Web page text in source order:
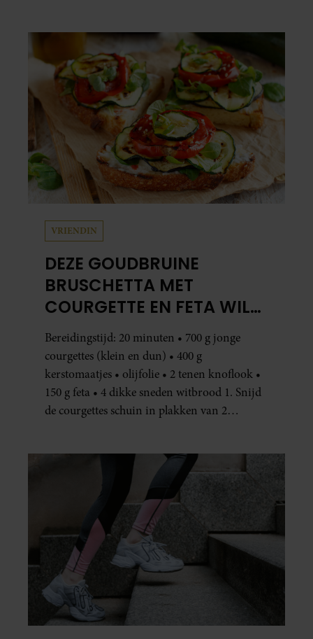
VRIENDIN
DEZE GOUDBRUINE
BRUSCHETTA MET
COURGETTE EN FETA WIL
JE METEEN MAKEN
Bereidingstijd: 20 minuten • 700 g jonge
courgettes (klein en dun) • 400 g
kerstomaatjes • olijfolie • 2 tenen knoflook •
150 g feta • 4 dikke sneden witbrood 1. Snijd
de courgettes schuin in plakken van 2